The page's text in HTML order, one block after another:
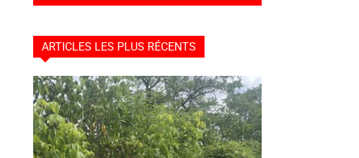
ARTICLES LES PLUS RÉCENTS